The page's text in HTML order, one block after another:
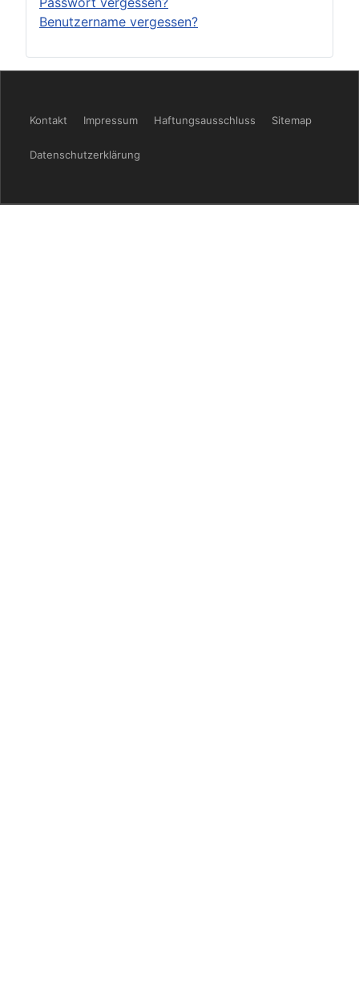
Benutzername vergessen?
Kontakt Impressum Haftungsausschluss Sitemap
Datenschutzerklärung